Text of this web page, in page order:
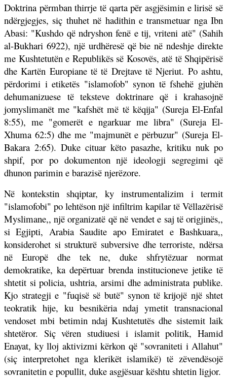
Doktrina përmban thirrje të qarta për asgjësimin e lirisë së
ndërgjegjes, siç thuhet në hadithin e transmetuar nga Ibn
Abasi: "Kushdo që ndryshon fenë e tij, vriteni atë" (Sahih
al-Bukhari 6922), një urdhëresë që bie në ndeshje direkte
me Kushtetutën e Republikës së Kosovës, atë të Shqipërisë
dhe Kartën Europiane të të Drejtave të Njeriut. Po ashtu,
përdorimi i etiketës "islamofob" synon të fshehë gjuhën
dehumanizuese të teksteve doktrinare që i krahasojnë
jomyslimanët me "kafshët më të këqija" (Sureja El-Enfal
8:55), me "gomerët e ngarkuar me libra" (Sureja El-
Xhuma 62:5) dhe me "majmunët e përbuzur" (Sureja El-
Bakara 2:65). Duke cituar këto pasazhe, kritiku nuk po
shpif, por po dokumenton një ideologji segregimi që
dhunon parimin e barazisë njerëzore.
Në kontekstin shqiptar, ky instrumentalizim i termit
"islamofobi" po lehtëson një infiltrim kapilar të Vëllazërisë
Myslimane,, një organizatë që në vendet e saj të origjinës,,
si Egjipti, Arabia Saudite apo Emiratet e Bashkuara,,
konsiderohet si strukturë subversive dhe terroriste, ndërsa
në Europë dhe tek ne, duke shfrytëzuar normat
demokratike, ka depërtuar brenda institucioneve jetike të
shtetit si policia, ushtria, arsimi dhe administrata publike.
Kjo strategji e "fuqisë së butë" synon të krijojë një shtet
teokratik hije, ku besnikëria ndaj ymetit transnacional
vendoset mbi betimin ndaj Kushtetutës dhe sistemit laik
shtetëror. Siç vëren studiuesi i islamit politik, Hamid
Enayat, ky lloj aktivizmi kërkon që "sovraniteti i Allahut"
(siç interpretohet nga klerikët islamikë) të zëvendësojë
sovranitetin e popullit, duke asgjësuar kështu shtetin ligjor.